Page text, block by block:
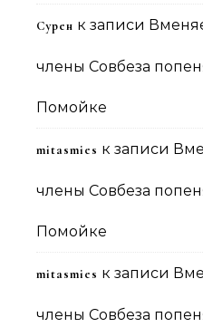
Сурен к записи
члены Совбеза
Помойке
mitasmies к записи
члены Совбеза
Помойке
mitasmies к записи
члены Совбеза